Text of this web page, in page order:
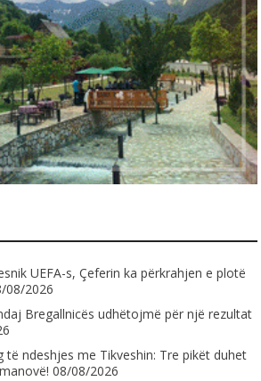
UEFA-s, Çeferin ka përkrahjen e plotë
08/2026
Bregallnicës udhëtojmë për një rezultat
të ndeshjes me Tikveshin: Tre pikët duhet
08/08/2026